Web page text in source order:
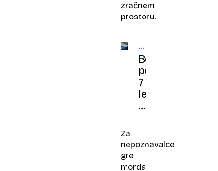
zračnem
prostoru.
POVEČANA
PRODAJA
Boeing
po
7
letih
prvič
glede
Za
nepoznavalce
gre
morda